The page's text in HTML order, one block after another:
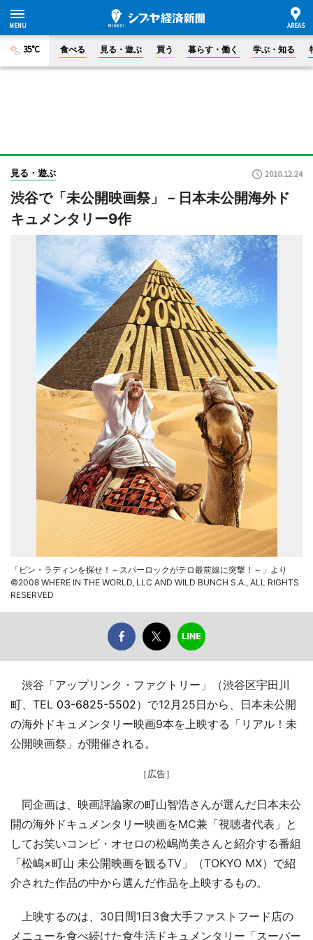
35°C 食べる 見る・遊ぶ 買う 暮らす・働く 学ぶ・知る
見る・遊ぶ 2010.12.24
渋谷で「未公開映画祭」－日本未公開海外ド
キュメンタリー9作
「ビン・ラディンを探せ！～スパーロックがテロ最前線に突撃！～」より
©2008 WHERE IN THE WORLD, LLC AND WILD BUNCH S.A., ALL RIGHTS
RESERVED
渋谷「アップリンク・ファクトリー」（渋谷区宇田川
町、TEL 03-6825-5502）で12月25日から、日本未公開
の海外ドキュメンタリー映画9本を上映する「リアル！未
公開映画祭」が開催される。
［広告］
同企画は、映画評論家の町山智浩さんが選んだ日本未公
開の海外ドキュメンタリー映画をMC兼「視聴者代表」と
してお笑いコンビ・オセロの松嶋尚美さんと紹介する番組
「松嶋×町山 未公開映画を観るTV」（TOKYO MX）で紹
介された作品の中から選んだ作品を上映するもの。
上映するのは、30日間1日3食大手ファストフード店の
メニューを食べ続けた食生活ドキュメンタリー「スーパー